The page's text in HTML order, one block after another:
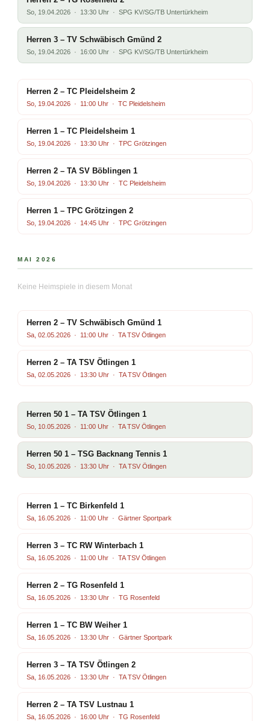
So, 19.04.2026 · 13:30 Uhr · SPG KV/SG/TB Untertürkheim
Herren 3 – TV Schwäbisch Gmünd 2
So, 19.04.2026 · 16:00 Uhr · SPG KV/SG/TB Untertürkheim
Herren 2 – TC Pleidelsheim 2
So, 19.04.2026 · 11:00 Uhr · TC Pleidelsheim
Herren 1 – TC Pleidelsheim 1
So, 19.04.2026 · 13:30 Uhr · TPC Grötzingen
Herren 2 – TA SV Böblingen 1
So, 19.04.2026 · 13:30 Uhr · TC Pleidelsheim
Herren 1 – TPC Grötzingen 2
So, 19.04.2026 · 14:45 Uhr · TPC Grötzingen
MAI 2026
Keine Heimspiele in diesem Monat
Herren 2 – TV Schwäbisch Gmünd 1
Sa, 02.05.2026 · 11:00 Uhr · TA TSV Ötlingen
Herren 2 – TA TSV Ötlingen 1
Sa, 02.05.2026 · 13:30 Uhr · TA TSV Ötlingen
Herren 50 1 – TA TSV Ötlingen 1
So, 10.05.2026 · 11:00 Uhr · TA TSV Ötlingen
Herren 50 1 – TSG Backnang Tennis 1
So, 10.05.2026 · 13:30 Uhr · TA TSV Ötlingen
Herren 1 – TC Birkenfeld 1
Sa, 16.05.2026 · 11:00 Uhr · Gärtner Sportpark
Herren 3 – TC RW Winterbach 1
Sa, 16.05.2026 · 11:00 Uhr · TA TSV Ötlingen
Herren 2 – TG Rosenfeld 1
Sa, 16.05.2026 · 13:30 Uhr · TG Rosenfeld
Herren 1 – TC BW Weiher 1
Sa, 16.05.2026 · 13:30 Uhr · Gärtner Sportpark
Herren 3 – TA TSV Ötlingen 2
Sa, 16.05.2026 · 13:30 Uhr · TA TSV Ötlingen
Herren 2 – TA TSV Lustnau 1
Sa, 16.05.2026 · 16:00 Uhr · TG Rosenfeld